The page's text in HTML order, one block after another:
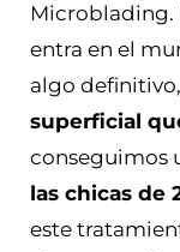
Microblading.
entra en el
algo definitivo,
superficial
conseguimos
las chicas de
este